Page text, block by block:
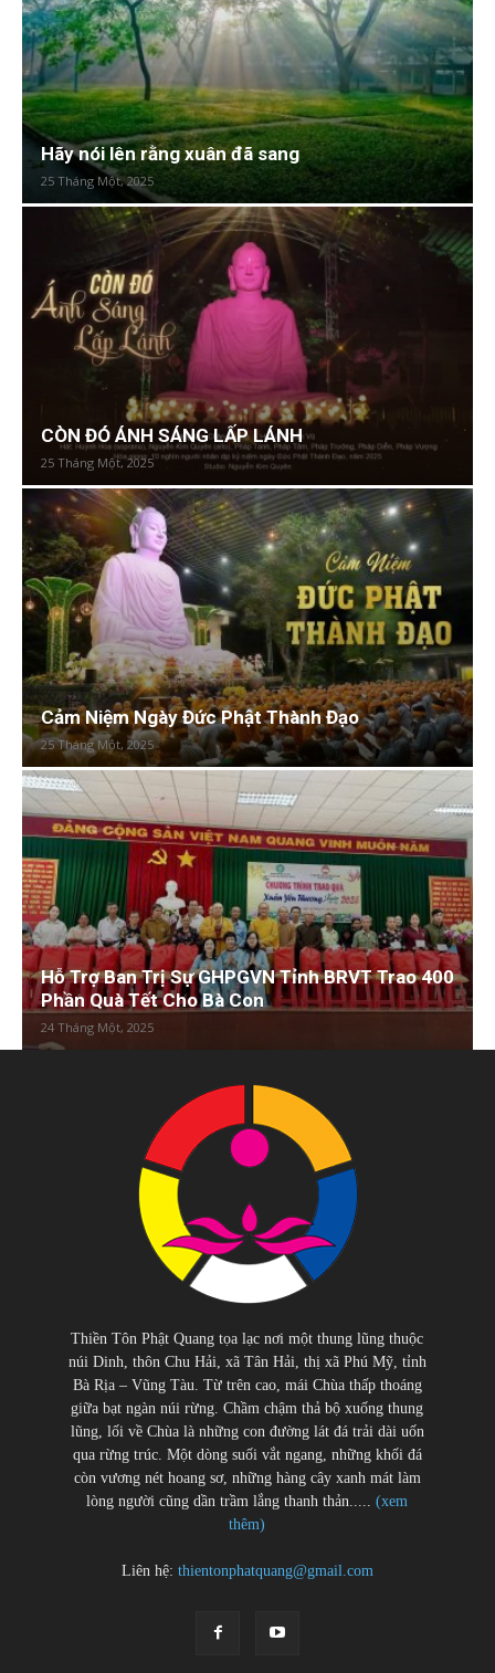
Hãy nói lên rằng xuân đã sang
25 Tháng Một, 2025
CÒN ĐÓ ÁNH SÁNG LẤP LÁNH
25 Tháng Một, 2025
Cảm Niệm Ngày Đức Phật Thành Đạo
25 Tháng Một, 2025
Hỗ Trợ Ban Trị Sự GHPGVN Tỉnh BRVT Trao 400
Phần Quà Tết Cho Bà Con
24 Tháng Một, 2025
Thiền Tôn Phật Quang tọa lạc nơi một thung lũng thuộc
núi Dinh, thôn Chu Hải, xã Tân Hải, thị xã Phú Mỹ, tỉnh
Bà Rịa – Vũng Tàu. Từ trên cao, mái Chùa thấp thoáng
giữa bạt ngàn núi rừng. Chầm chậm thả bộ xuống thung
lũng, lối về Chùa là những con đường lát đá trải dài uốn
qua rừng trúc. Một dòng suối vắt ngang, những khối đá
còn vương nét hoang sơ, những hàng cây xanh mát làm
lòng người cũng dần trầm lắng thanh thản.....(xem
thêm)
Liên hệ: thientonphatquang@gmail.com